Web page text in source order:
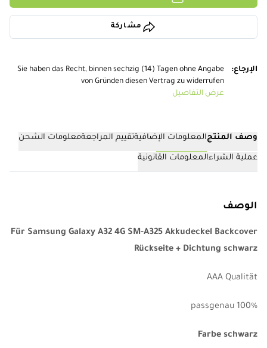
مشاركة
الإرجاع:
Sie haben das Recht, binnen sechzig (14) Tagen ohne Angabe
von Gründen diesen Vertrag zu widerrufen
عرض التفاصيل
وصف المنتجالمعلومات الإضافيةتقييم المراجعةمعلومات الشحن
عملية الشراءالمعلومات القانونية
الوصف
Für Samsung Galaxy A32 4G SM-A325 Akkudeckel Backcover
Rückseite + Dichtung schwarz
AAA Qualität
100% passgenau
Farbe schwarz